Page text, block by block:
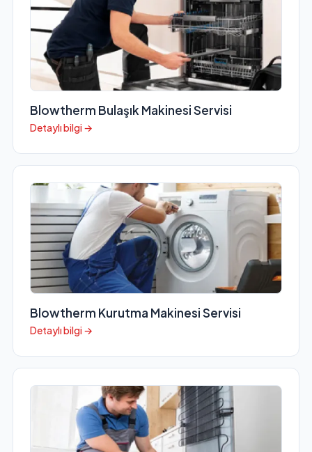
Blowtherm Bulaşık Makinesi Servisi
Detaylı bilgi →
Blowtherm Kurutma Makinesi Servisi
Detaylı bilgi →